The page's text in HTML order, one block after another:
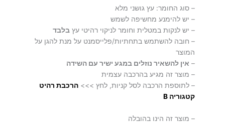
– סוג החומר: עץ גושני מלא
– יש להימנע מחשיפה לשמש
– יש לנקות במטלית וחומר לניקוי רהיטי עץ בלבד
– חובה להשתמש בתחתיות/פלייסמנט על מנת להגן על
המוצר
– אין להשאיר נוזלים במגע ישיר עם השידה
– מוצר זה מגיע בהרכבה עצמית
– לתוספת הרכבה לסל קניות, לחץ >>> הרכבת רהיט
קטגוריה B
– מוצר זה הינו בהובלה